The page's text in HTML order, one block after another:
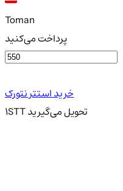
Toman
پرداخت می‌کنید
خرید استتر نتورک
1STT تحویلمی‌گیرید